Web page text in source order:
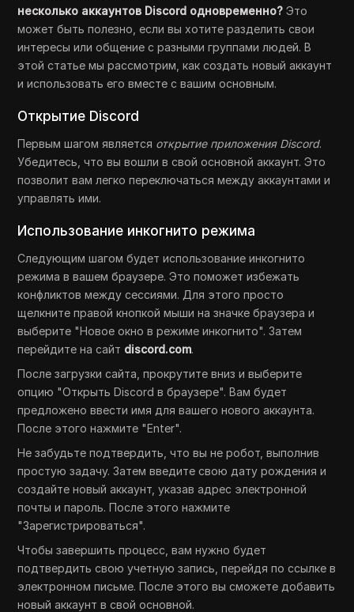
несколько аккаунтов Discord одновременно? Это
может быть полезно, если вы хотите разделить свои
интересы или общение с разными группами людей. В
этой статье мы рассмотрим, как создать новый аккаунт
и использовать его вместе с вашим основным.
Открытие Discord
Первым шагом является открытие приложения Discord.
Убедитесь, что вы вошли в свой основной аккаунт. Это
позволит вам легко переключаться между аккаунтами и
управлять ими.
Использование инкогнито режима
Следующим шагом будет использование инкогнито
режима в вашем браузере. Это поможет избежать
конфликтов между сессиями. Для этого просто
щелкните правой кнопкой мыши на значке браузера и
выберите "Новое окно в режиме инкогнито". Затем
перейдите на сайт discord.com.
После загрузки сайта, прокрутите вниз и выберите
опцию "Открыть Discord в браузере". Вам будет
предложено ввести имя для вашего нового аккаунта.
После этого нажмите "Enter".
Не забудьте подтвердить, что вы не робот, выполнив
простую задачу. Затем введите свою дату рождения и
создайте новый аккаунт, указав адрес электронной
почты и пароль. После этого нажмите
"Зарегистрироваться".
Чтобы завершить процесс, вам нужно будет
подтвердить свою учетную запись, перейдя по ссылке в
электронном письме. После этого вы сможете добавить
новый аккаунт в свой основной.